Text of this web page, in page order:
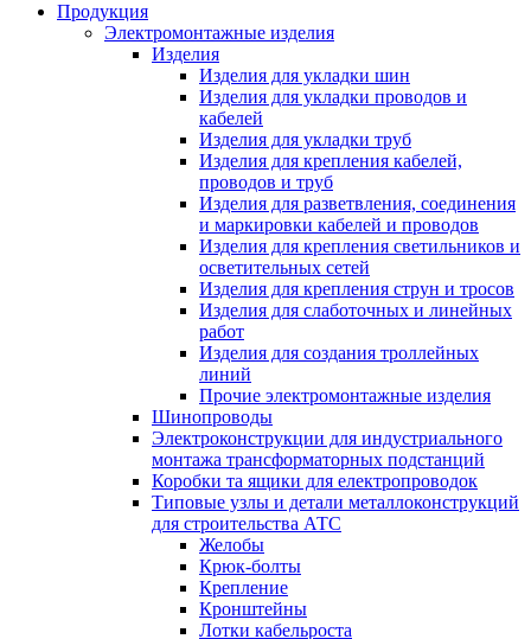
Продукция
Электромонтажные изделия
Изделия
Изделия для укладки шин
Изделия для укладки проводов и
кабелей
Изделия для укладки труб
Изделия для крепления кабелей,
проводов и труб
Изделия для разветвления, соединения
и маркировки кабелей и проводов
Изделия для крепления светильников и
осветительных сетей
Изделия для крепления струн и тросов
Изделия для слаботочных и линейных
работ
Изделия для создания троллейных
линий
Прочие электромонтажные изделия
Шинопроводы
Электроконструкции для индустриального
монтажа трансформаторных подстанций
Коробки та ящики для електропроводок
Типовые узлы и детали металлоконструкций
для строительства АТС
Желобы
Крюк-болты
Крепление
Кронштейны
Лотки кабельроста